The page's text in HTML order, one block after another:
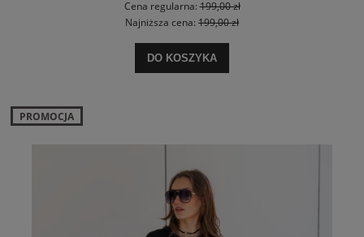
Cena regularna:199,00 zł
Najniższa cena: 199,00 zł
DO KOSZYKA
PROMOCJA